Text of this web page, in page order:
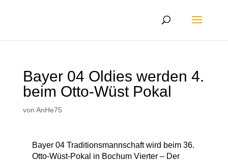
Bayer 04 Oldies werden 4.
beim Otto-Wüst Pokal
von AnHe75
Bayer 04 Traditionsmannschaft wird beim 36.
Otto-Wüst-Pokal in Bochum Vierter – Der